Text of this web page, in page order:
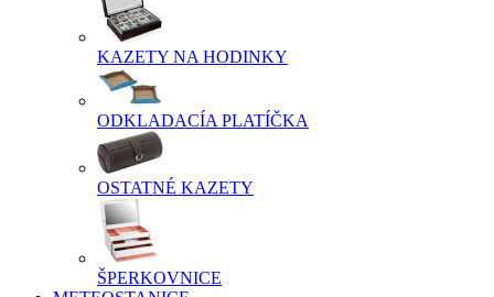
KAZETY NA HODINKY
ODKLADACÍA PLATÍČKA
OSTATNÉ KAZETY
ŠPERKOVNICE